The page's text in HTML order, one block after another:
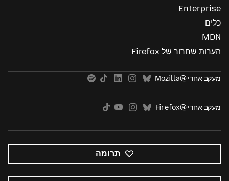
Enterprise
כלים
MDN
הערות שחרור של Firefox
מעקב אחרי @Mozilla
מעקב אחרי @Firefox
תרומה
השפות